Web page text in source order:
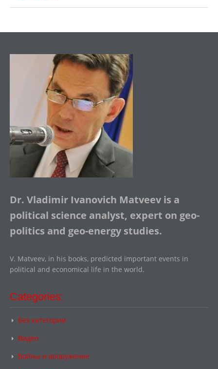
Dr. Vladimir Ivanovich Matveev is a
political science analyst, expert on geo-
politics and geo-energy studies.
V. Matveev, in his books, predicted important events in
political and economical life in the world.
Categories:
Без категории
Видео
Войны и вооружение